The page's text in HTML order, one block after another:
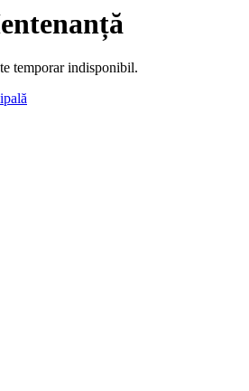
temporar indisponibil.